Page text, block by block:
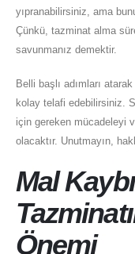
yıpranabilirsiniz, ama
Çünkü, tazminat alma
savunmanız demektir.
Belli başlı adımları
kolay telafi edebilirsiniz.
için gereken mücadeleyi
olacaktır. Unutmayın,
Mal
Önemi